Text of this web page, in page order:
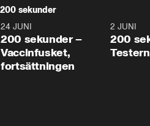
200 sekunder
5:00
24 JUNI
200 sekunder –
Vaccinfusket,
fortsättningen
2 JUNI
200